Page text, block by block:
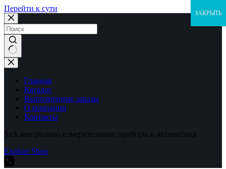
Перейти к сути
Ничего
не
найденоГлавная
Каталог
Выполненные заказы
О компании
Контакты
Sick контрольно-измерительные приборы и автоматика
Explore Shop
ЗАКРЫТЬ